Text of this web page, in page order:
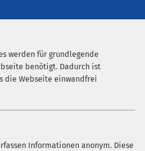
werden für grundlegende
benötigt. Dadurch ist
die Webseite einwandfrei
Informationen anonym. Diese